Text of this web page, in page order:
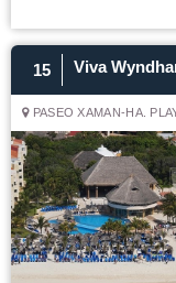
15 Viva
PASEO XAMAN-HA.